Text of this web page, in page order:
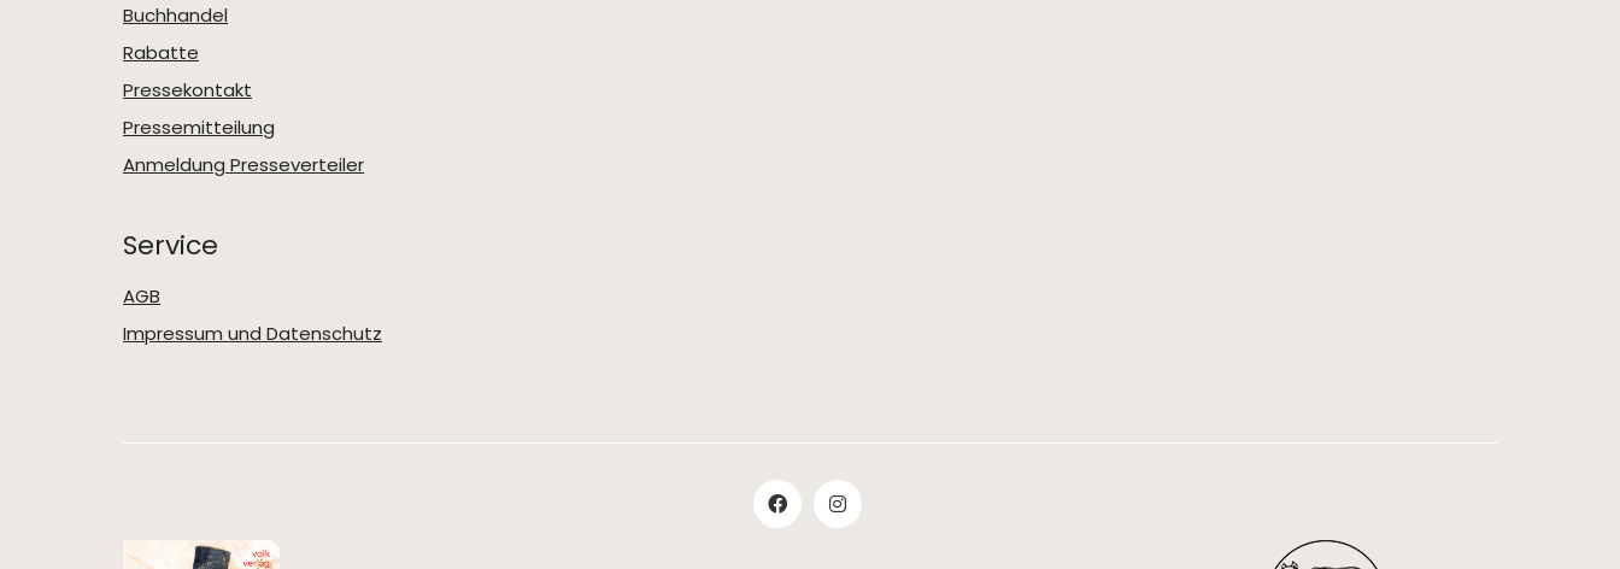
Buchhandel
Rabatte
Pressekontakt
Pressemitteilung
Anmeldung Presseverteiler
Service
AGB
Impressum und Datenschutz